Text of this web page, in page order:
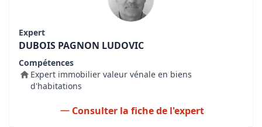
Expert
DUBOIS PAGNON LUDOVIC
Compétences
Expert immobilier valeur vénale en biens
d'habitations
Consulter la fiche de l'expert